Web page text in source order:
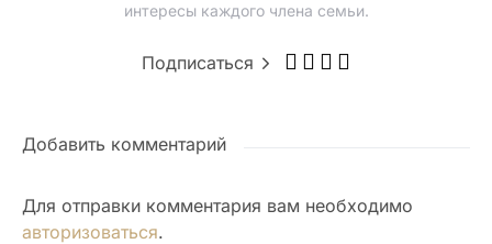
интересы каждого члена семьи.
Подписаться
Добавить комментарий
Для отправки комментария вам необходимо
авторизоваться.